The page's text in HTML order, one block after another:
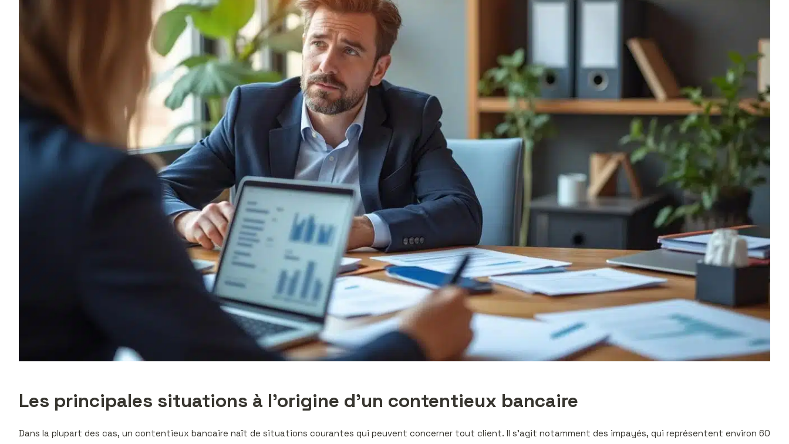
Les principales situations à l’origine d’un contentieux bancaire
Dans la plupart des cas, un contentieux bancaire naît de situations courantes qui peuvent concerner tout client. Il s’agit notamment des impayés, qui représentent environ 60